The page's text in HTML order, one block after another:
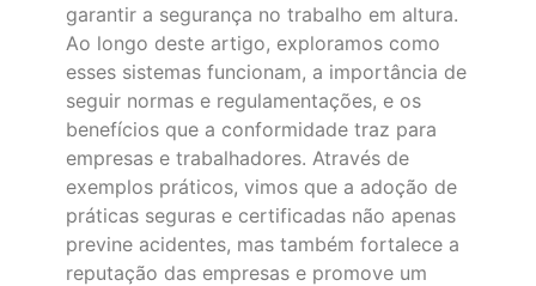
garantir a segurança no trabalho em altura.
Ao longo deste artigo, exploramos como
esses sistemas funcionam, a importância de
seguir normas e regulamentações, e os
benefícios que a conformidade traz para
empresas e trabalhadores. Através de
exemplos práticos, vimos que a adoção de
práticas seguras e certificadas não apenas
previne acidentes, mas também fortalece a
reputação das empresas e promove um